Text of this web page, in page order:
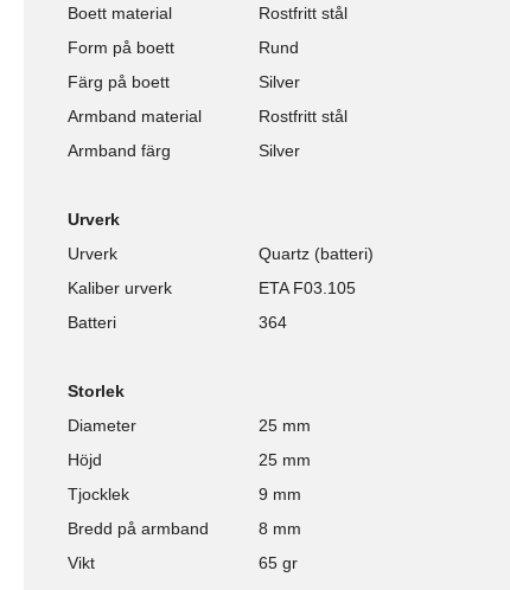
Boett material
Rostfritt stål
Form på boett
Rund
Färg på boett
Silver
Armband material
Rostfritt stål
Armband färg
Silver
Urverk
Urverk
Quartz (batteri)
Kaliber urverk
ETA F03.105
Batteri
364
Storlek
Diameter
25 mm
Höjd
25 mm
Tjocklek
9 mm
Bredd på armband
8 mm
Vikt
65 gr